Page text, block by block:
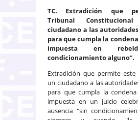
TC. Extradición que
Tribunal
ciudadano a las
para que cumpla la
impuesta en
condicionamiento alguno”.
Extradición que permite
un ciudadano a las
para que cumpla la
impuesta en un juicio
ausencia "sin